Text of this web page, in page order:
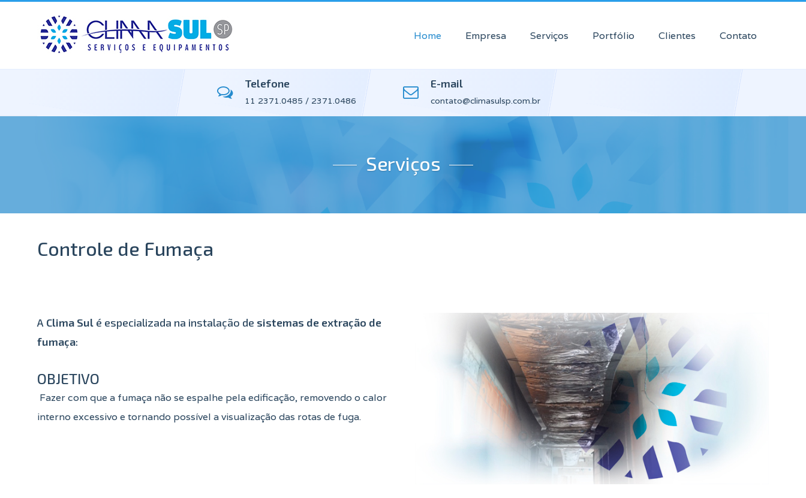
Home Empresa Serviços Portfólio Clientes Contato
Telefone
11 2371.0485 / 2371.0486
E-mail
contato@climasulsp.com.br
Serviços
Controle de Fumaça
A Clima Sul é especializada na instalação de sistemas de extração de
fumaça:
OBJETIVO
Fazer com que a fumaça não se espalhe pela edificação, removendo o calor
interno excessivo e tornando possível a visualização das rotas de fuga.